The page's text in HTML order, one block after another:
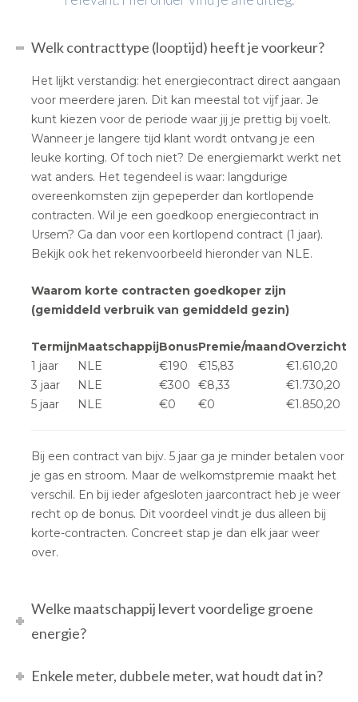
Welk contracttype (looptijd) heeft je voorkeur?
Het lijkt verstandig: het energiecontract direct aangaan
voor meerdere jaren. Dit kan meestal tot vijf jaar. Je
kunt kiezen voor de periode waar jij je prettig bij voelt.
Wanneer je langere tijd klant wordt ontvang je een
leuke korting. Of toch niet? De energiemarkt werkt net
wat anders. Het tegendeel is waar: langdurige
overeenkomsten zijn gepeperder dan kortlopende
contracten. Wil je een goedkoop energiecontract in
Ursem? Ga dan voor een kortlopend contract (1 jaar).
Bekijk ook het rekenvoorbeeld hieronder van NLE.
Waarom korte contracten goedkoper zijn
(gemiddeld verbruik van gemiddeld gezin)
TermijnMaatschappijBonusPremie/maandOverzicht
1 jaar
NLE €190 €15,83
€1.610,20
3 jaar
NLE €300 €8,33
€1.730,20
5 jaar
NLE €0 €0 €1.850,20
Bij een contract van bijv. 5 jaar ga je minder betalen voor
je gas en stroom. Maar de welkomstpremie maakt het
verschil. En bij ieder afgesloten jaarcontract heb je weer
recht op de bonus. Dit voordeel vindt je dus alleen bij
korte-contracten. Concreet stap je dan elk jaar weer
over.
Welke maatschappij levert voordelige groene
energie?
Enkele meter, dubbele meter, wat houdt dat in?